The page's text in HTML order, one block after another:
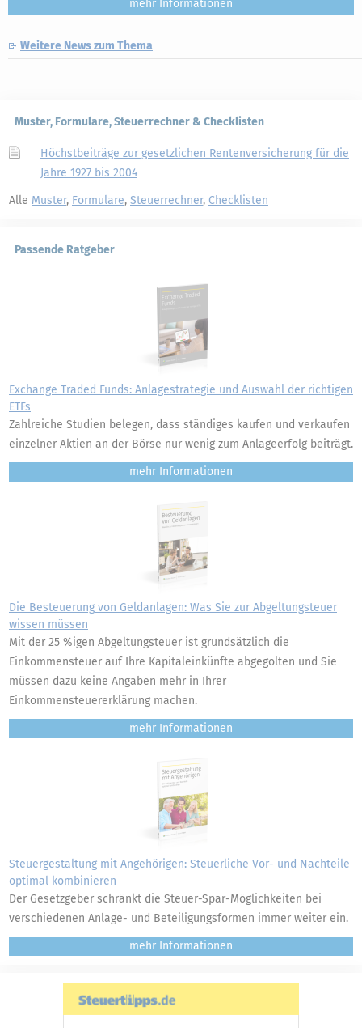
mehr
Weitere News zum Thema
Muster, Formulare, Steuerrechner & Checklisten
Höchstbeiträge zur gesetzlichen Rentenversicherung für die
Jahre 1927 bis 2004
Alle Muster, Formulare, Steuerrechner, Checklisten
Passende Ratgeber
Exchange Traded Funds: Anlagestrategie und Auswahl der richtigen
ETFs
Zahlreiche Studien belegen, dass ständiges kaufen und verkaufen
einzelner Aktien an der Börse nur wenig zum Anlageerfolg beiträgt.
mehr
Die Besteuerung von Geldanlagen: Was Sie zur Abgeltungsteuer
wissen müssen
Mit der 25 %igen Abgeltungsteuer ist grundsätzlich die
Einkommensteuer auf Ihre Kapitaleinkünfte abgegolten und Sie
müssen dazu keine Angaben mehr in Ihrer
Einkommensteuererklärung machen.
mehr
Steuergestaltung mit Angehörigen: Steuerliche Vor- und Nachteile
optimal kombinieren
Der Gesetzgeber schränkt die Steuer-Spar-Möglichkeiten bei
verschiedenen Anlage- und Beteiligungsformen immer weiter ein.
mehr